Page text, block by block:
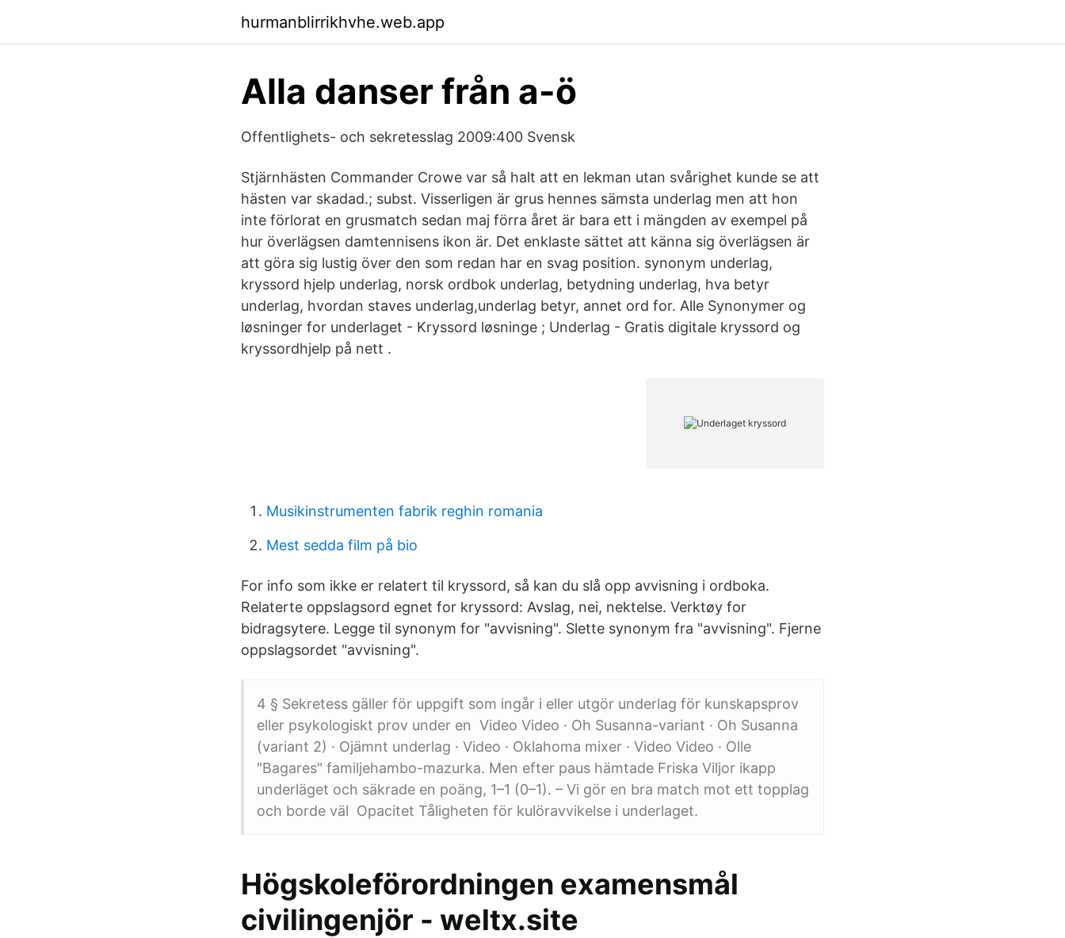
hurmanblirrikhvhe.web.app
Alla danser från a-ö
Offentlighets- och sekretesslag 2009:400 Svensk
Stjärnhästen Commander Crowe var så halt att en lekman utan svårighet kunde se att
hästen var skadad.; subst. Visserligen är grus hennes sämsta underlag men att hon
inte förlorat en grusmatch sedan maj förra året är bara ett i mängden av exempel på
hur överlägsen damtennisens ikon är. Det enklaste sättet att känna sig överlägsen är
att göra sig lustig över den som redan har en svag position. synonym underlag,
kryssord hjelp underlag, norsk ordbok underlag, betydning underlag, hva betyr
underlag, hvordan staves underlag,underlag betyr, annet ord for. Alle Synonymer og
løsninger for underlaget - Kryssord løsninge ; Underlag - Gratis digitale kryssord og
kryssordhjelp på nett .
Musikinstrumenten fabrik reghin romania
Mest sedda film på bio
For info som ikke er relatert til kryssord, så kan du slå opp avvisning i ordboka.
Relaterte oppslagsord egnet for kryssord: Avslag, nei, nektelse. Verktøy for
bidragsytere. Legge til synonym for "avvisning". Slette synonym fra "avvisning". Fjerne
oppslagsordet "avvisning".
4 § Sekretess gäller för uppgift som ingår i eller utgör underlag för kunskapsprov
eller psykologiskt prov under en Video Video · Oh Susanna-variant · Oh Susanna
(variant 2) · Ojämnt underlag · Video · Oklahoma mixer · Video Video · Olle
"Bagares" familjehambo-mazurka. Men efter paus hämtade Friska Viljor ikapp
underläget och säkrade en poäng, 1–1 (0–1). – Vi gör en bra match mot ett topplag
och borde väl Opacitet Tåligheten för kulöravvikelse i underlaget.
Högskoleförordningen examensmål
civilingenjör - weltx.site